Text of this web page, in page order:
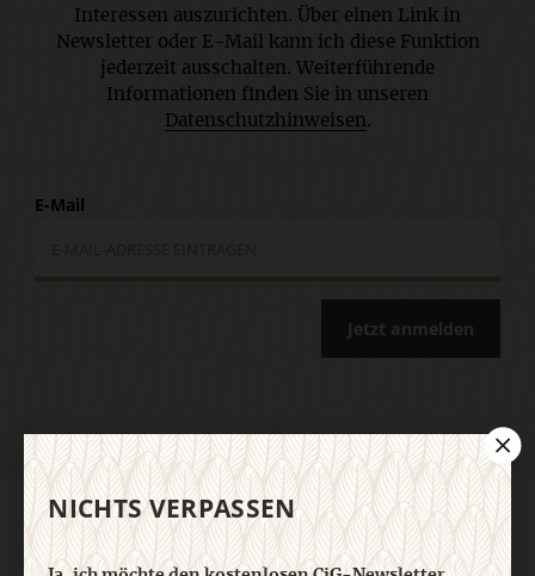
Interessen auszurichten. Über einen Link in
Newsletter oder E-Mail kann ich diese Funktion
jederzeit ausschalten. Weiterführende
Informationen finden Sie in unseren
Datenschutzhinweisen .
E-Mail
Jetzt anmelden
AGB und Widerrufsbelehrung Datenschutz
Barrierefreiheit
Impressum
NICHTS VERPASSEN